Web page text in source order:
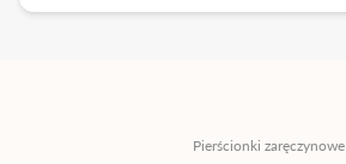
Pierścionki zaręczynowe